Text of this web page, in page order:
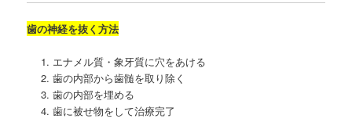
歯の神経を抜く方法
エナメル質・象牙質に穴をあける
歯の内部から歯髄を取り除く
歯の内部を埋める
歯に被せ物をして治療完了